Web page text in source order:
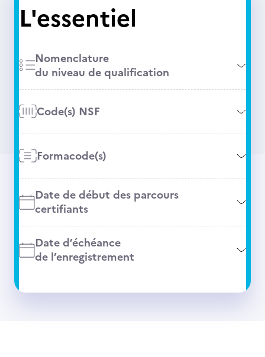
L'essentiel
Nomenclature
du niveau de qualification
Code(s) NSF
Formacode(s)
Date de début des parcours
certifiants
Date d’échéance
de l’enregistrement